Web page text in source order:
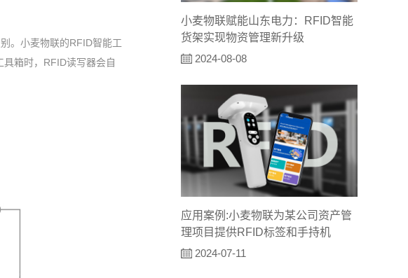
。小麦物联的RFID智能工
箱时，RFID读写器会自
小麦物联赋能山东电力：RFID智能
货架实现物资管理新升级
2024-08-08
应用案例:小麦物联为某公司资产管
理项目提供RFID标签和手持机
2024-07-11